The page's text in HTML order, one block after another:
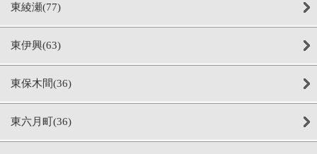
東綾瀬(77)
東伊興(63)
東保木間(36)
東六月町(36)